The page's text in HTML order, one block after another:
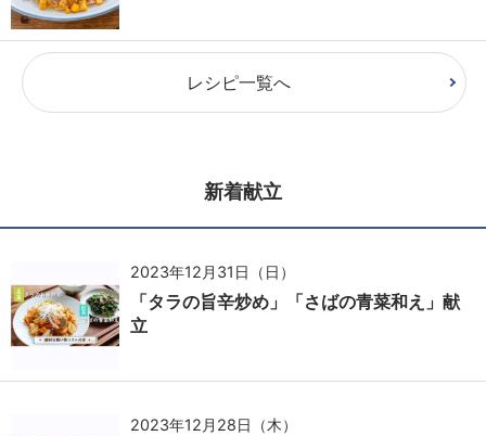
レシピ一覧へ
新着献立
2023年12月31日（日）
「タラの旨辛炒め」「さばの青菜和え」献
立
2023年12月28日（木）